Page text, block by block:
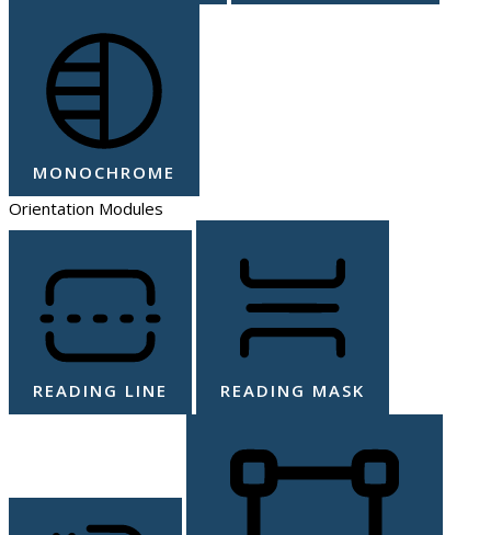
MONOCHROME
Orientation Modules
READING LINE READING MASK